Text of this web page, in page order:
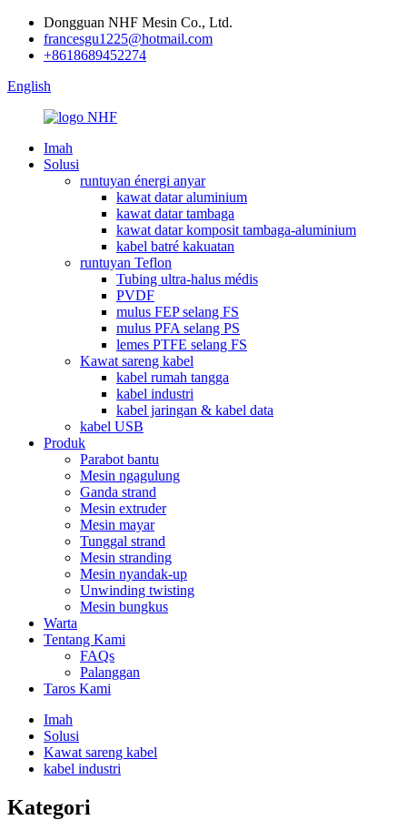
Dongguan NHF Mesin Co., Ltd.
francesgu1225@hotmail.com
+8618689452274
English
Imah
Solusi
runtuyan énergi anyar
kawat datar aluminium
kawat datar tambaga
kawat datar komposit tambaga-aluminium
kabel batré kakuatan
runtuyan Teflon
Tubing ultra-halus médis
PVDF
mulus FEP selang FS
mulus PFA selang PS
lemes PTFE selang FS
Kawat sareng kabel
kabel rumah tangga
kabel industri
kabel jaringan & kabel data
kabel USB
Produk
Parabot bantu
Mesin ngagulung
Ganda strand
Mesin extruder
Mesin mayar
Tunggal strand
Mesin stranding
Mesin nyandak-up
Unwinding twisting
Mesin bungkus
Warta
Tentang Kami
FAQs
Palanggan
Taros Kami
Imah
Solusi
Kawat sareng kabel
kabel industri
Kategori